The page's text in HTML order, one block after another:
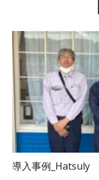
導入事例_Hatsuly